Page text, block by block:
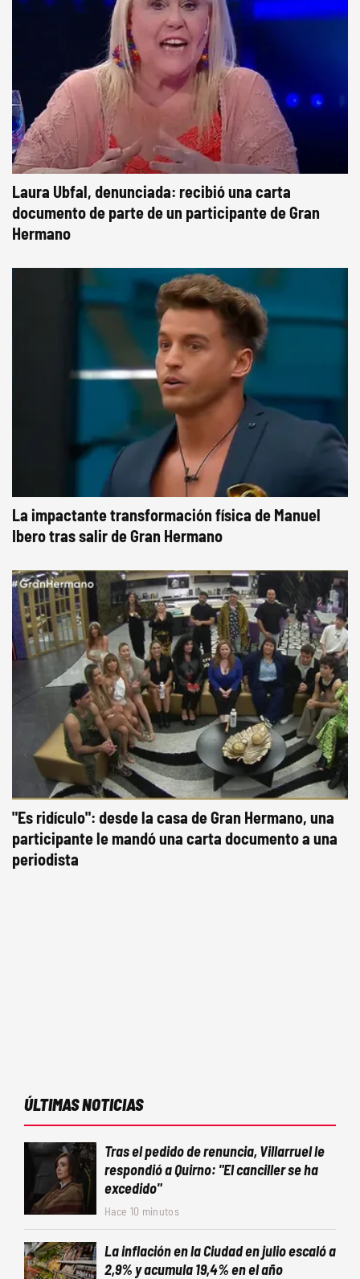
Laura Ubfal, denunciada: recibió una carta
documento de parte de un participante de Gran
Hermano
La impactante transformación física de Manuel
Ibero tras salir de Gran Hermano
"Es ridículo": desde la casa de Gran Hermano, una
participante le mandó una carta documento a una
periodista
ÚLTIMAS NOTICIAS
Tras el pedido de renuncia, Villarruel le
respondió a Quirno: "El canciller se ha
excedido"
Hace 10 minutos
La inflación en la Ciudad en julio escaló a
2,9% y acumula 19,4% en el año